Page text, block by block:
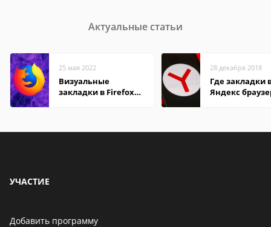
Актуальные статьи
25 мая 2022
Визуальные
закладки в Firefox
28 декабря 2018
Где закладки
Яндекс
УЧАСТИЕ
Добавить программу